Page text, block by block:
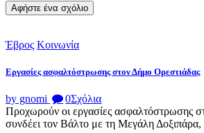
Έβρος Κοινωνία
Εργασίες ασφαλτόστρωσης στον Δήμο Ορεστιάδας
by gnomi 0Σχόλια
Προχωρούν οι εργασίες ασφαλτόστρωσης
συνδέει τον Βάλτο με τη Μεγάλη